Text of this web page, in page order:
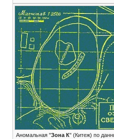
Аномальная "Зона К" (Китеж) по